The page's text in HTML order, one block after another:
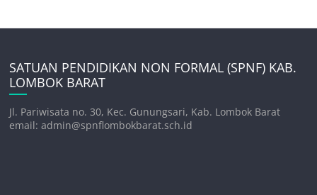
SATUAN PENDIDIKAN NON FORMAL (SPNF) KAB.
LOMBOK BARAT
Jl. Pariwisata no. 30, Kec. Gunungsari, Kab. Lombok Barat
email: admin@spnflombokbarat.sch.id